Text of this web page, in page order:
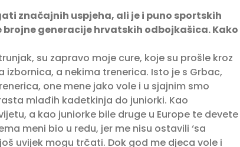
značajnih uspjeha, ali je i puno sportskih
brojne generacije hrvatskih odbojkašica. Kako
su zapravo moje cure, koje su prošle kroz
a nekima trenerica. Isto je s Grbac,
one mene jako vole i u sjajnim smo
mlađih kadetkinja do juniorki. Kao
a kao juniorke bile druge u Europe te devete
meni bio u redu, jer me nisu ostavili ‘sa
uvijek mogu trčati. Dok god me djeca vole i